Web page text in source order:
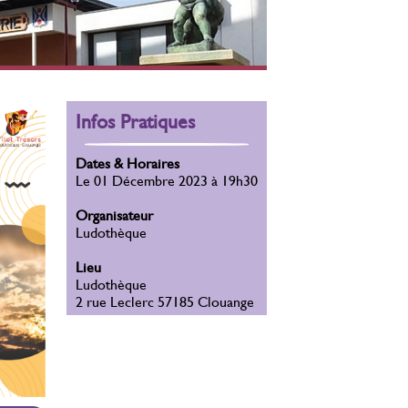
Infos Pratiques
Dates & Horaires
Le 01 Décembre 2023 à 19h30
Organisateur
Ludothèque
Lieu
Ludothèque
2 rue Leclerc 57185 Clouange